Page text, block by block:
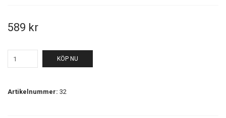
589 kr
KÖP NU
Artikelnummer: 32